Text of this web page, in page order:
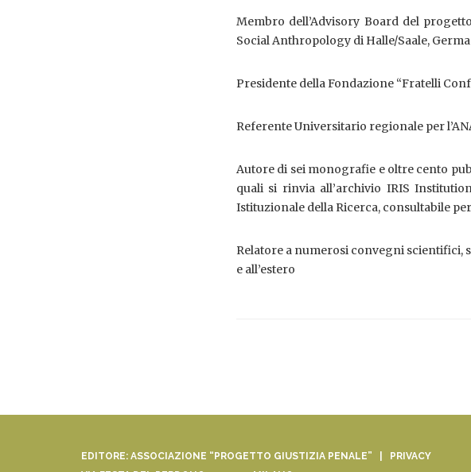
Membro dell’Advisory Board del
Social Anthropology di Halle/Saale,
Presidente della Fondazione “Fratelli
Referente Universitario regionale per
Autore di sei monografie e oltre cento
quali si rinvia all’archivio IRIS
Istituzionale della Ricerca, consultabile
Relatore a numerosi convegni scientifici,
e all’estero
EDITORE: ASSOCIAZIONE “PROGETTO GIUSTIZIA PENALE” |
PRIVACY